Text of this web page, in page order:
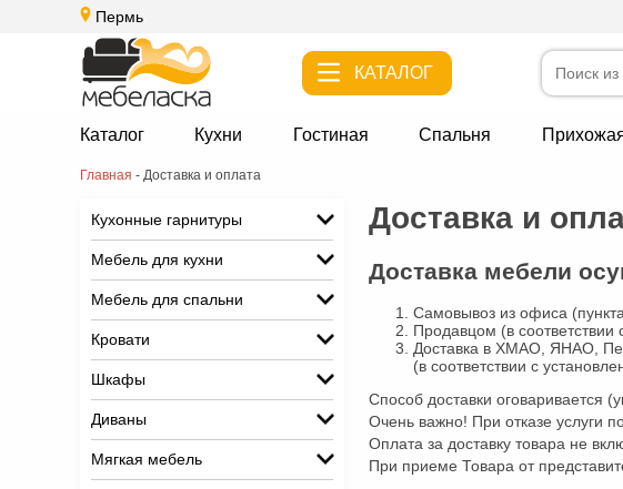
Пермь
КАТАЛОГ
Каталог Кухни Гостиная Спальня
Главная - Доставка и оплата
Кухонные гарнитуры
Мебель для кухни
Мебель для спальни
Кровати
Шкафы
Диваны
Мягкая мебель
Доставка и
Доставка мебели
Самовывоз из офиса
Продавцом (в
Доставка в ХМАО, ЯНАО,
(в соответствии с
Способ доставки оговаривается
Очень важно! При отказе услуги
Оплата за доставку товара не
При приеме Товара от